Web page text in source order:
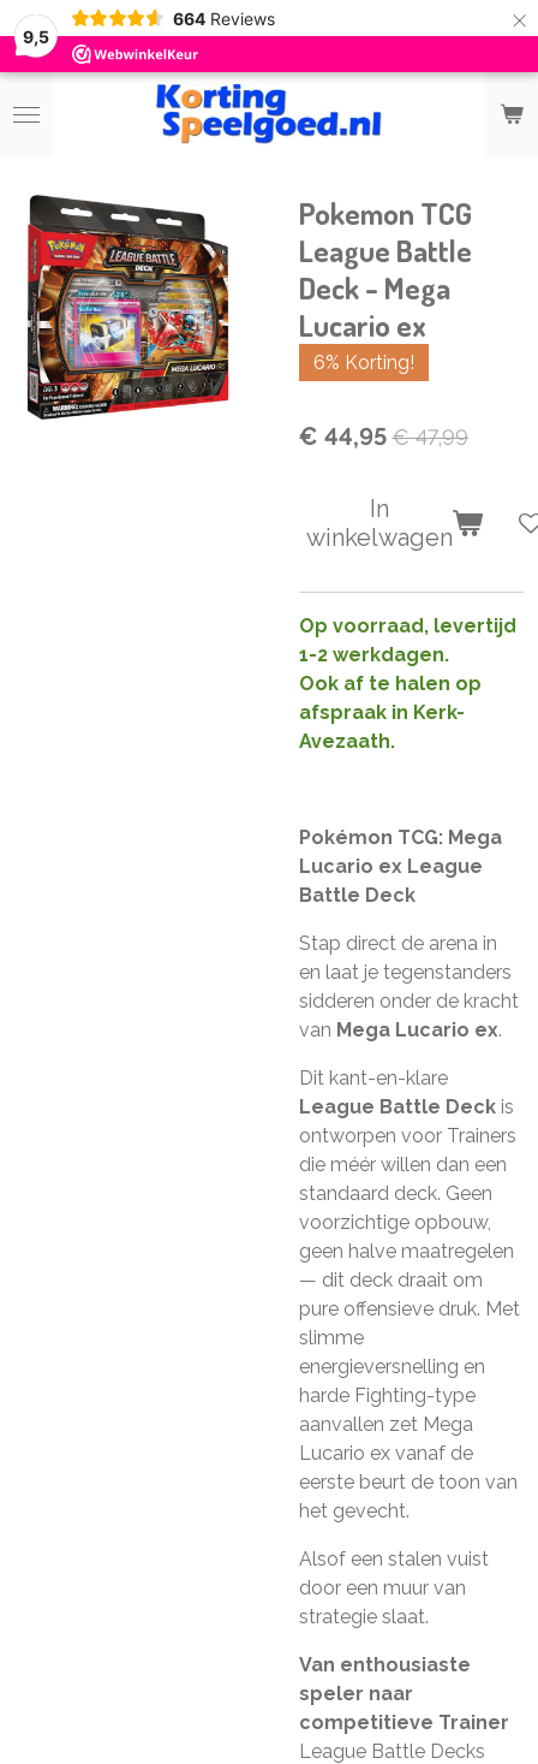
9,5
664 Reviews ×
Pokemon TCG
League Battle
Deck - Mega
Lucario ex
6% Korting!
€ 44,95€ 47,99
In
winkelwagen
Op voorraad, levertijd
1-2 werkdagen.
Ook af te halen op
afspraak in Kerk-
Avezaath.
Pokémon TCG: Mega
Lucario ex League
Battle Deck
Stap direct de arena in
en laat je tegenstanders
sidderen onder de kracht
van Mega Lucario ex.
Dit kant-en-klare
League Battle Deck is
ontworpen voor Trainers
die méér willen dan een
standaard deck. Geen
voorzichtige opbouw,
geen halve maatregelen
— dit deck draait om
pure offensieve druk. Met
slimme
energieversnelling en
harde Fighting-type
aanvallen zet Mega
Lucario ex vanaf de
eerste beurt de toon van
het gevecht.
Alsof een stalen vuist
door een muur van
strategie slaat.
Van enthousiaste
speler naar
competitieve Trainer
League Battle Decks